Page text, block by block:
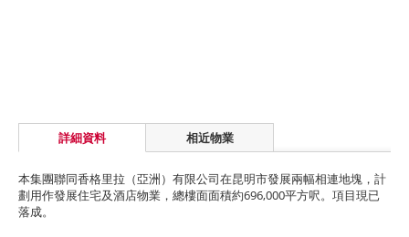
詳細資料 相近物業
本集團聯同香格里拉（亞洲）有限公司在昆明市發展兩幅相連地塊，計
劃用作發展住宅及酒店物業，總樓面面積約696,000平方呎。項目現已
落成。